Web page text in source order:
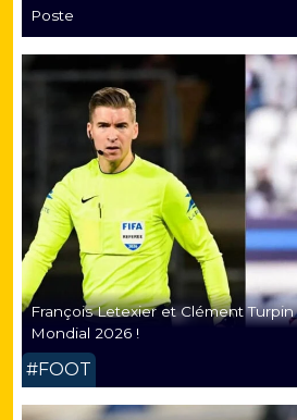
Poste
François Letexier et Clément
Mondial 2026 !
#FOOT